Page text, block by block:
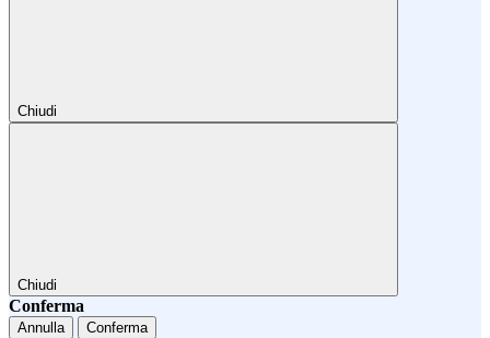
Chiudi
Chiudi
Conferma
Annulla Conferma